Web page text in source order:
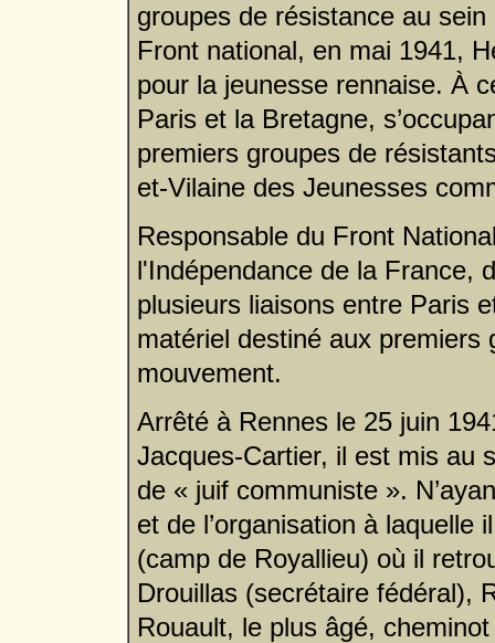
groupes de résistance au
Front national, en mai 1941,
pour la jeunesse rennaise. À
Paris et la Bretagne,
premiers groupes de
et-Vilaine des Jeunesses
Responsable du Front
l'Indépendance de la France,
plusieurs liaisons entre Paris
matériel destiné aux premiers
mouvement.
Arrêté à Rennes le 25 juin
Jacques-Cartier, il est mis au
de « juif communiste ».
et de l’organisation à laquelle
(camp de Royallieu) où il
Drouillas (secrétaire fédéral),
Rouault, le plus âgé,